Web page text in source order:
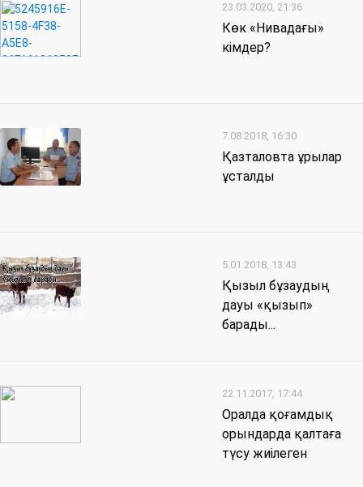
23.03.2020, 21:36
Көк «Нивадағы»
кімдер?
7.08.2018, 16:30
Қазталовта ұрылар
ұсталды
5.01.2018, 13:43
Қызыл бұзаудың
дауы «қызып»
барады...
22.11.2017, 17:44
Оралда қоғамдық
орындарда қалтаға
түсу жиілеген